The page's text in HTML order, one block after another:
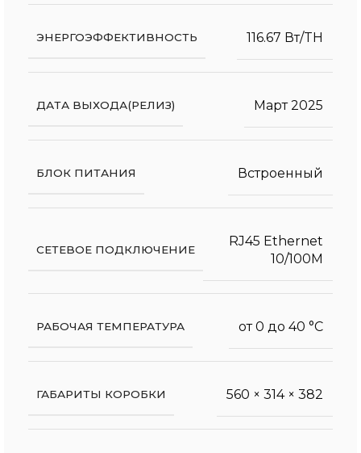
ЭНЕРГОЭФФЕКТИВНОСТЬ 116.67 Вт/TH
ДАТА ВЫХОДА(РЕЛИЗ) Март 2025
БЛОК ПИТАНИЯ Встроенный
СЕТЕВОЕ ПОДКЛЮЧЕНИЕ
RJ45 Ethernet
10/100M
РАБОЧАЯ ТЕМПЕРАТУРА от 0 до 40 °С
ГАБАРИТЫ КОРОБКИ 560 × 314 × 382